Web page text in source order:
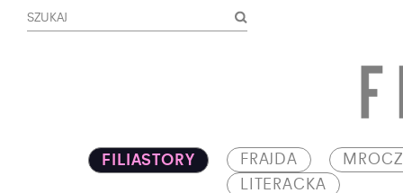
FILIASTORY FRAJDA
LITERACKA